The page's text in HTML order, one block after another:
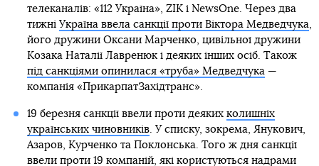
телеканалів: «112 Україна», ZIK і NewsOne. Через два
тижні Україна ввела санкції проти Віктора Медведчука,
його дружини Оксани Марченко, цивільної дружини
Козака Наталії Лавренюк і деяких інших осіб. Також
під санкціями опинилася «труба» Медведчука—
компанія «ПрикарпатЗахідтранс».
19 березня санкції ввели проти деяких колишніх
українських чиновників. У списку, зокрема, Янукович,
Азаров, Курченко та Поклонська. Того ж дня санкції
ввели проти 19 компаній, які користуються надрами